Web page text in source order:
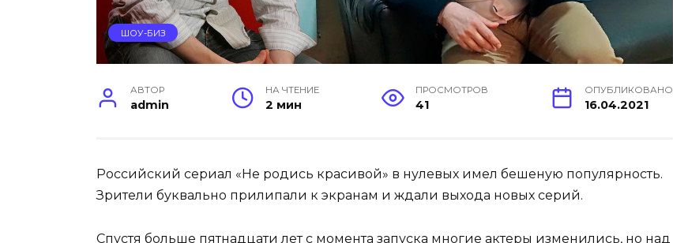
ШОУ-БИЗ
АВТОР
admin
НА ЧТЕНИЕ
2 мин
ПРОСМОТРОВ
41
ОПУБЛИКОВАНО
16.04.2021
Российский сериал «Не родись красивой» в нулевых имел бешеную популярность.
Зрители буквально прилипали к экранам и ждали выхода новых серий.
Спустя больше пятнадцати лет с момента запуска многие актеры изменились, но над